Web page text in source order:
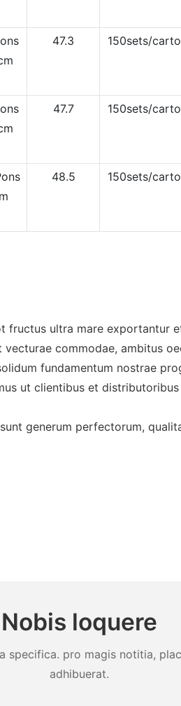
47.3 150sets/
47.7 150sets/
48.5 150sets/
fructus ultra mare exportantur
commodae, ambitus
fundamentum nostrae
ut clientibus et
generum perfectorum,
Nobis loquere
pro magis notitia,
adhibuerat.